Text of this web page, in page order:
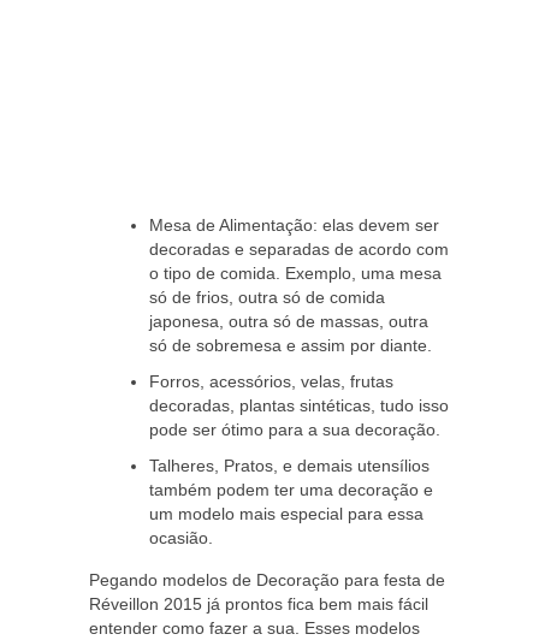
Mesa de Alimentação: elas devem ser
decoradas e separadas de acordo com
o tipo de comida. Exemplo, uma mesa
só de frios, outra só de comida
japonesa, outra só de massas, outra
só de sobremesa e assim por diante.
Forros, acessórios, velas, frutas
decoradas, plantas sintéticas, tudo isso
pode ser ótimo para a sua decoração.
Talheres, Pratos, e demais utensílios
também podem ter uma decoração e
um modelo mais especial para essa
ocasião.
Pegando modelos de Decoração para festa de
Réveillon 2015 já prontos fica bem mais fácil
entender como fazer a sua. Esses modelos